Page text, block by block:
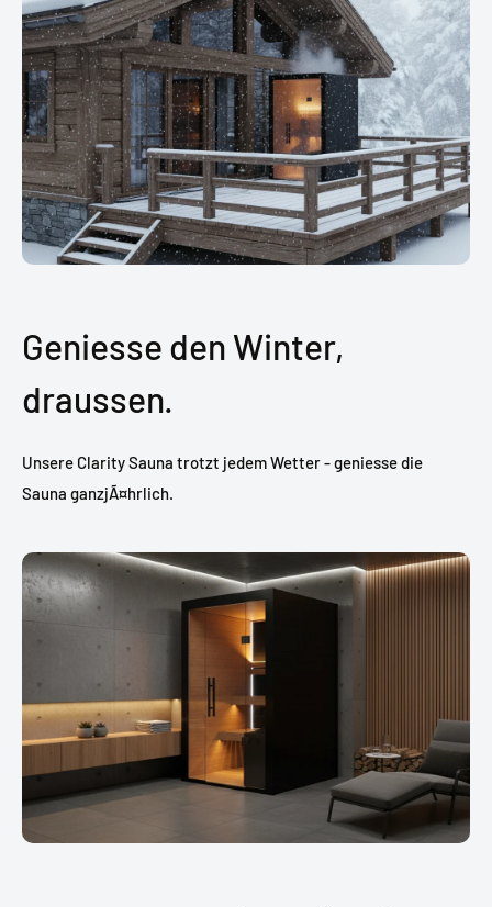
Geniesse den Winter,
draussen.
Unsere Clarity Sauna trotzt jedem Wetter - geniesse die
Sauna ganzjÃ¤hrlich.